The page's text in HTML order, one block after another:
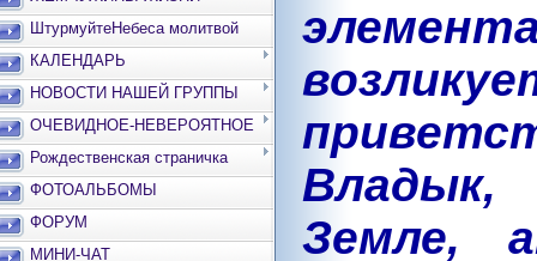
ШтурмуйтеНебеса молитвой
КАЛЕНДАРЬ
НОВОСТИ НАШЕЙ ГРУППЫ
ОЧЕВИДНОЕ-НЕВЕРОЯТНОЕ
Рождественская страничка
ФОТОАЛЬБОМЫ
ФОРУМ
МИНИ-ЧАТ
Земле,